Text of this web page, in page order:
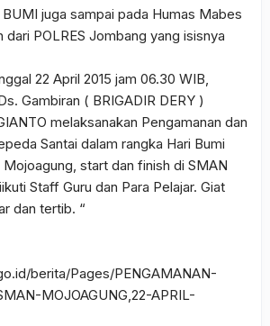
juga sampai pada Humas Mabes
dari POLRES Jombang yang isisnya
22 April 2015 jam 06.30 WIB,
Gambiran ( BRIGADIR DERY )
melaksanakan Pengamanan dan
Santai dalam rangka Hari Bumi
start dan finish di SMAN
Staff Guru dan Para Pelajar. Giat
dan tertib. “
berita/Pages/PENGAMANAN-
MOJOAGUNG,22-APRIL-